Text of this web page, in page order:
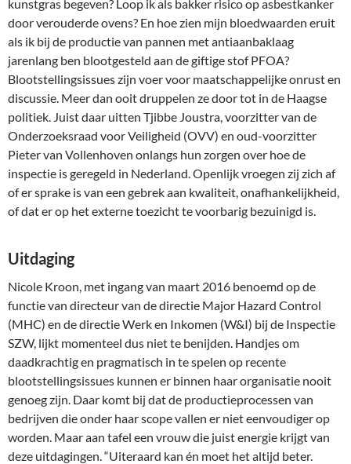
kunstgras begeven? Loop ik als bakker risico op asbestkanker
door verouderde ovens? En hoe zien mijn bloedwaarden eruit
als ik bij de productie van pannen met antiaanbaklaag
jarenlang ben blootgesteld aan de giftige stof PFOA?
Blootstellingsissues zijn voer voor maatschappelijke onrust en
discussie. Meer dan ooit druppelen ze door tot in de Haagse
politiek. Juist daar uitten Tjibbe Joustra, voorzitter van de
Onderzoeksraad voor Veiligheid (OVV) en oud-voorzitter
Pieter van Vollenhoven onlangs hun zorgen over hoe de
inspectie is geregeld in Nederland. Openlijk vroegen zij zich af
of er sprake is van een gebrek aan kwaliteit, onafhankelijkheid,
of dat er op het externe toezicht te voorbarig bezuinigd is.
Uitdaging
Nicole Kroon, met ingang van maart 2016 benoemd op de
functie van directeur van de directie Major Hazard Control
(MHC) en de directie Werk en Inkomen (W&I) bij de Inspectie
SZW, lijkt momenteel dus niet te benijden. Handjes om
daadkrachtig en pragmatisch in te spelen op recente
blootstellingsissues kunnen er binnen haar organisatie nooit
genoeg zijn. Daar komt bij dat de productieprocessen van
bedrijven die onder haar scope vallen er niet eenvoudiger op
worden. Maar aan tafel een vrouw die juist energie krijgt van
deze uitdagingen. “Uiteraard kan én moet het altijd beter.